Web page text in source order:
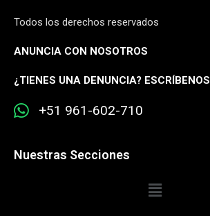
Todos los derechos reservados
ANUNCIA CON NOSOTROS
¿TIENES UNA DENUNCIA? ESCRÍBENOS
+51 961-602-710
Nuestras Secciones